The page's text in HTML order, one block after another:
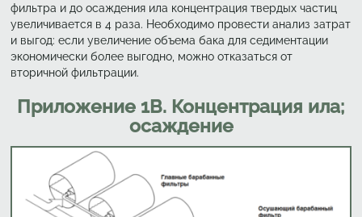
фильтра и до осаждения ила концентрация твердых частиц
увеличивается в 4 раза. Необходимо провести анализ затрат
и выгод: если увеличение объема бака для седиментации
экономически более выгодно, можно отказаться от
вторичной фильтрации.
Приложение 1В. Концентрация ила;
осаждение